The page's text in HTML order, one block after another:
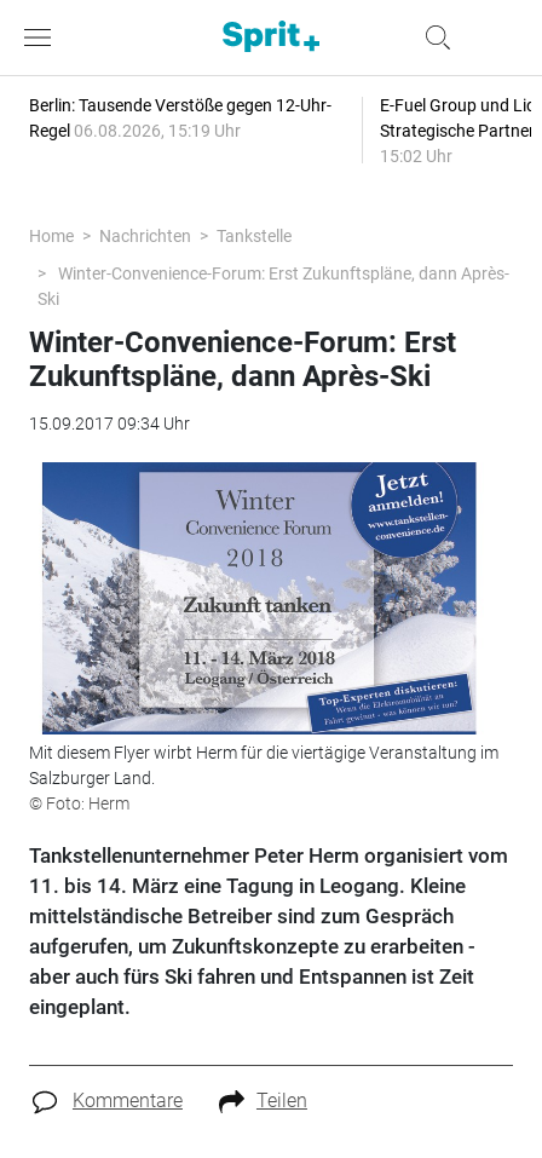
Berlin: Tausende Verstöße gegen 12-Uhr-
Regel 06.08.2026, 15:19 Uhr
E-Fuel Group und
Strategische
15:02 Uhr
Home Nachrichten
Tankstelle
Winter-Convenience-Forum: Erst Zukunftspläne, dann Après-
Ski
Winter-Convenience-Forum: Erst
Zukunftspläne, dann Après-Ski
15.09.2017 09:34 Uhr
Mit diesem Flyer wirbt Herm für die viertägige Veranstaltung im
Salzburger Land.
© Foto: Herm
Tankstellenunternehmer Peter Herm organisiert vom
11. bis 14. März eine Tagung in Leogang. Kleine
mittelständische Betreiber sind zum Gespräch
aufgerufen, um Zukunftskonzepte zu erarbeiten -
aber auch fürs Ski fahren und Entspannen ist Zeit
eingeplant.
Kommentare Teilen